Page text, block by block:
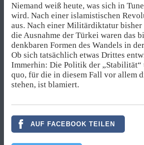
Niemand weiß heute, was sich in
wird. Nach einer islamistischen
aus. Nach einer Militärdiktatur
die Ausnahme der Türkei waren das
denkbaren Formen des Wandels in
Ob sich tatsächlich etwas Drittes
Immerhin: Die Politik der „Stabilität“
quo, für die in diesem Fall vor allem
stehen, ist blamiert.
AUF FACEBOOK TEILEN